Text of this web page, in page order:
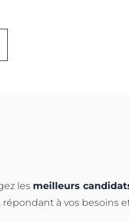
les meilleurs
à vos besoins